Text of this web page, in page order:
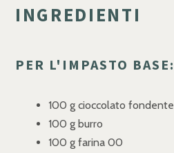
INGREDIENTI
PER L'IMPASTO BASE:
100 g cioccolato fondente
100 g burro
100 g farina 00